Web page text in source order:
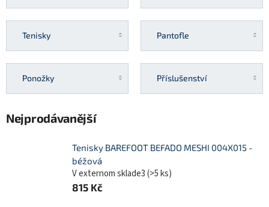
Tenisky Pantofle
Ponožky Příslušenství
Nejprodávanější
Tenisky BAREFOOT BEFADO MESHI 004X015 -
béžová
V externom sklade3(>5 ks)
815 Kč